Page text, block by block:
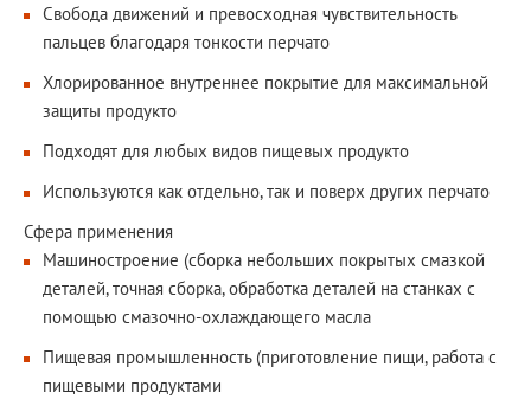
Свобода движений и превосходная чувствительность
пальцев благодаря тонкости перчато
Хлорированное внутреннее покрытие для максимальной
защиты продукто
Подходят для любых видов пищевых продукто
Используются как отдельно, так и поверх других перчато
Сфера применения
Машиностроение (сборка небольших покрытых смазкой
деталей, точная сборка, обработка деталей на станках с
помощью смазочно-охлаждающего масла
Пищевая промышленность (приготовление пищи, работа с
пищевыми продуктами